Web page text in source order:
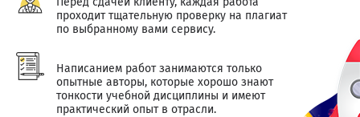
проходит тщательную проверку на плагиат
по выбранному вами сервису.
Написанием работ занимаются только
опытные авторы, которые хорошо знают
тонкости учебной дисциплины и имеют
практический опыт в отрасли.